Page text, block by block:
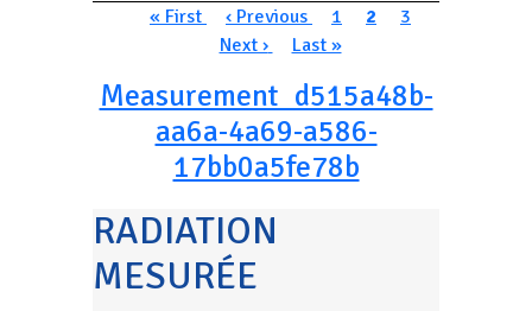
Pagination
Première page
« First Page précédente
‹ Previous Page
1 Page courante
2 Page
3
Next ›
Dernière page
Last »
Measurement_d515a48b-
aa6a-4a69-a586-
17bb0a5fe78b
RADIATION
MESURÉE